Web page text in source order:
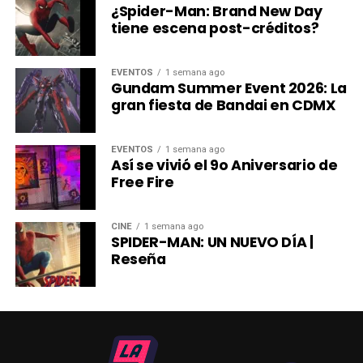
Si eres como yo y aprecias las famosas frases de Avatar,
uses en cada momento posible durante las partidas,
Internacional de Cine de Animación de Annecy.
Mientras llega su estreno, las once temporadas de la
serie ya están disponibles en HBO Max.
Desde su debut en el bloque Adult Swim, Robot Chicken
revolucionó la televisión de animación para adultos
sus implacablesparodias de la cultura pop.
¿Spider-Man: Brand New Day
tiene escena post-créditos?
EVENTOS 1 semana ago
Gundam Summer Event 2026: La
gran fiesta de Bandai en CDMX
EVENTOS 1 semana ago
Así se vivió el 9o Aniversario de
Free Fire
CINE 1 semana ago
SPIDER-MAN: UN NUEVO DÍA |
Reseña